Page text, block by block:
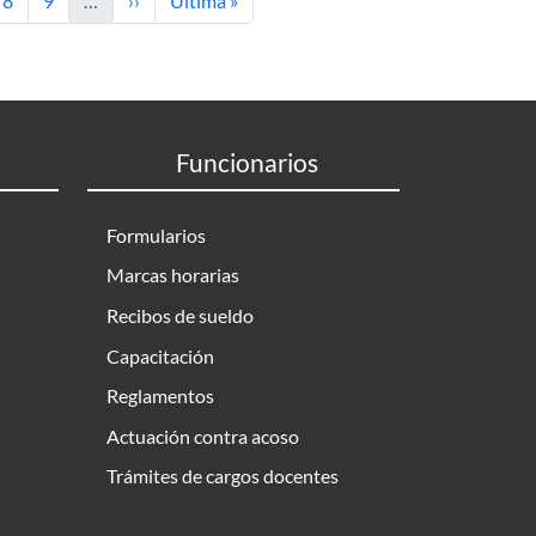
Funcionarios
Formularios
Marcas horarias
Recibos de sueldo
Capacitación
Reglamentos
Actuación contra acoso
Trámites de cargos docentes